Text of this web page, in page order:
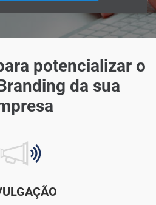
potencializar o
da sua